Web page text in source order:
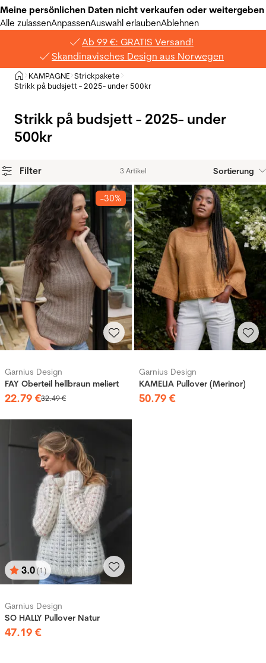
Meine persönlichen Daten nicht verkaufen oder weitergeben
Alle zulassenAnpassenAuswahl erlaubenAblehnen
Ab 99 €: GRATIS Versand!
Skandinavisches Design aus Norwegen
Privat
>KAMPAGNE >Strickpakete
Strikk på budsjett - 2025- under 500kr
Strikk på budsjett - 2025- under
500kr
Filter 3 Artikel Sortierung
Produkte
-30%
Garnius Design
FAY Oberteil hellbraun meliert
22.79 €32.49€
Garnius Design
KAMELIA Pullover (Merinor)
50.79 €
Bewertung:
3.0(1)
von 5 Sternen
Garnius Design
SO HALLY Pullover Natur
47.19 €